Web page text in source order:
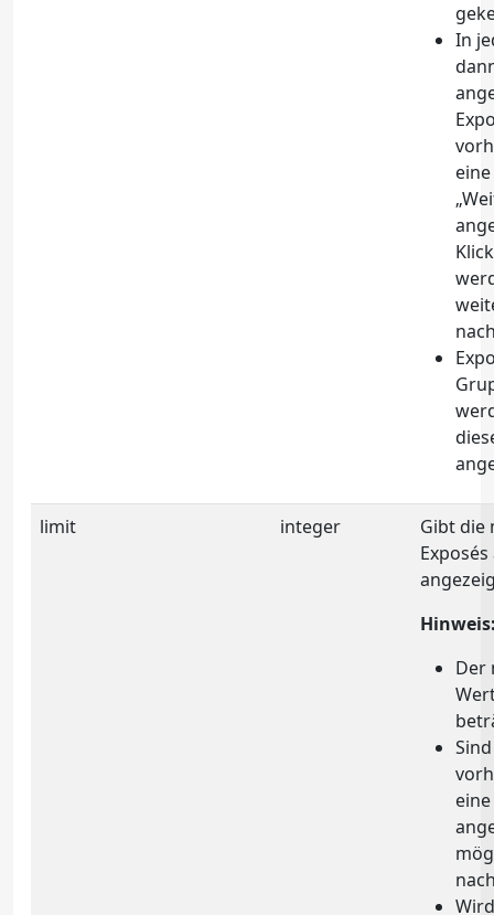
In
limit integer
Gibt die
Der